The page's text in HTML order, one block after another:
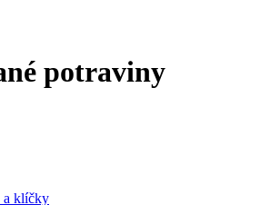
potraviny
a klíčky